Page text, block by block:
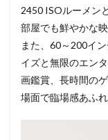
2450 ISOルーメン
部屋でも鮮やかな
また、60～ 200イ
イズと無限のエン
画鑑賞、長時間の
場面で臨場感あふ